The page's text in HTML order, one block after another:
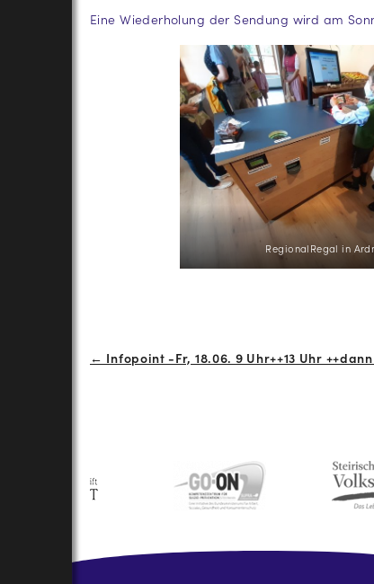
Eine Wiederholung der Sendung wird am
RegionalRegal in
← Infopoint -Fr, 18.06. 9 Uhr++13 Uhr